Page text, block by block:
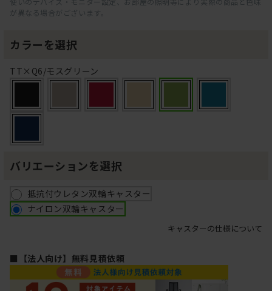
が異なる場合がございます。
カラーを選択
TT×Q6/モスグリーン
バリエーションを選択
抵抗付ウレタン双輪キャスター
ナイロン双輪キャスター
キャスターの仕様について
■【法人向け】無料見積依頼